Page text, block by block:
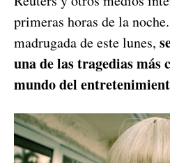
primeras horas de la
madrugada de este lunes,
una de las tragedias más
mundo del